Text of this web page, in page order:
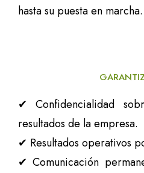
hasta su puesta en marcha.
✔ Confidencialidad
resultados de la empresa.
✔ Resultados operativos
✔ Comunicación